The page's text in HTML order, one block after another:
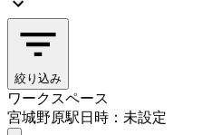
絞り込み
ワークスペース
宮城野原駅日時：未設定